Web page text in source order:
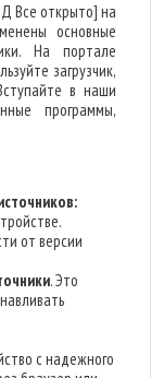
Все открыто] на
основные
На портале
загрузчик,
в наши
программы,
от версии
. Это
с надежного